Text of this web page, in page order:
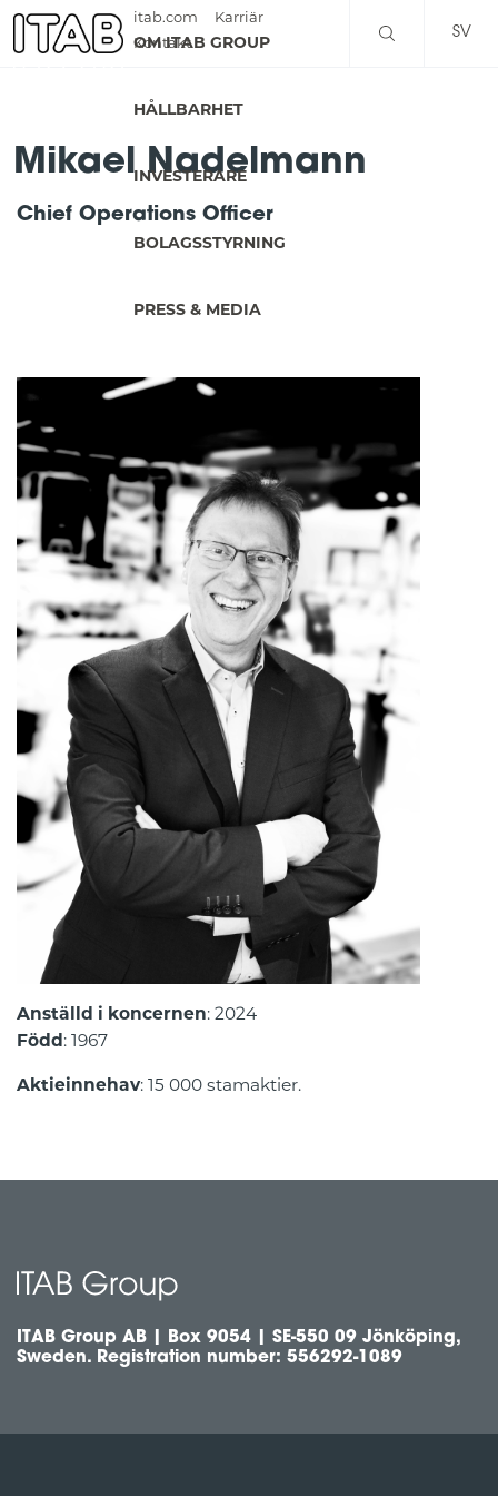
itab.com
Karriär
Kontakt
OM ITAB GROUP
HÅLLBARHET
INVESTERARE
BOLAGSSTYRNING
PRESS & MEDIA
SV
Mikael Nadelmann
Chief Operations Officer
Anställd i koncernen: 2024
Född : 1967
Aktieinnehav: 15 000 stamaktier.
ITAB Group AB | Box 9054 | SE-550 09 Jönköping,
Sweden. Registration number: 556292-1089